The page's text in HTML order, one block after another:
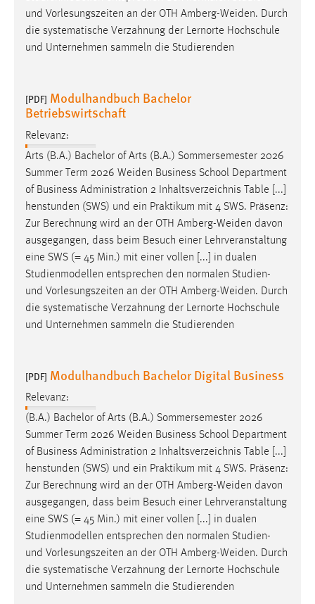
und Vorlesungszeiten an der OTH Amberg-Weiden. Durch
die systematische Verzahnung der Lernorte Hochschule
und Unternehmen sammeln die Studierenden
[PDF] Modulhandbuch Bachelor
Betriebswirtschaft
Relevanz:
Arts (B.A.) Bachelor of Arts (B.A.) Sommersemester 2026
Summer Term 2026 Weiden Business School Department
of Business Administration 2 Inhaltsverzeichnis Table [...]
henstunden (SWS) und ein Praktikum mit 4 SWS. Präsenz:
Zur Berechnung wird an der OTH Amberg-Weiden davon
ausgegangen, dass beim Besuch einer Lehrveranstaltung
eine SWS (= 45 Min.) mit einer vollen [...] in dualen
Studienmodellen entsprechen den normalen Studien-
und Vorlesungszeiten an der OTH Amberg-Weiden. Durch
die systematische Verzahnung der Lernorte Hochschule
und Unternehmen sammeln die Studierenden
[PDF] Modulhandbuch Bachelor Digital Business
Relevanz:
(B.A.) Bachelor of Arts (B.A.) Sommersemester 2026
Summer Term 2026 Weiden Business School Department
of Business Administration 2 Inhaltsverzeichnis Table [...]
henstunden (SWS) und ein Praktikum mit 4 SWS. Präsenz:
Zur Berechnung wird an der OTH Amberg-Weiden davon
ausgegangen, dass beim Besuch einer Lehrveranstaltung
eine SWS (= 45 Min.) mit einer vollen [...] in dualen
Studienmodellen entsprechen den normalen Studien-
und Vorlesungszeiten an der OTH Amberg-Weiden. Durch
die systematische Verzahnung der Lernorte Hochschule
und Unternehmen sammeln die Studierenden